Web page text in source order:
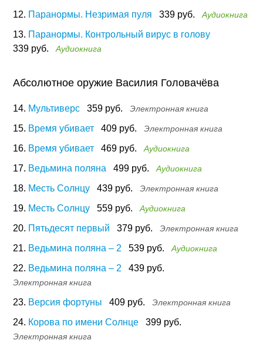
12. Паранормы. Незримая пуля 339 руб. Аудиокнига
13. Паранормы. Контрольный вирус в голову
339 руб.
Аудиокнига
Абсолютное оружие Василия Головачёва
14. Мультиверс 359 руб. Электронная книга
15. Время убивает 409 руб. Электронная книга
16. Время убивает 469 руб. Аудиокнига
17. Ведьмина поляна 499 руб. Аудиокнига
18. Месть Солнцу 439 руб. Электронная книга
19. Месть Солнцу 559 руб. Аудиокнига
20. Пятьдесят первый 379 руб. Электронная книга
21. Ведьмина поляна – 2 539 руб. Аудиокнига
22. Ведьмина поляна – 2 439 руб.
Электронная книга
23. Версия фортуны 409 руб. Электронная книга
24. Корова по имени Солнце 399 руб.
Электронная книга